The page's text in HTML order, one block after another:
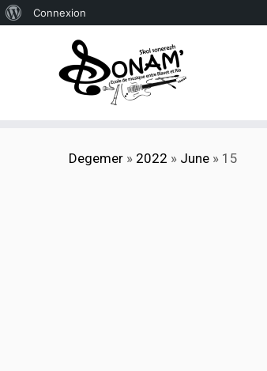
Connexion
Degemer » 2022 » June » 15